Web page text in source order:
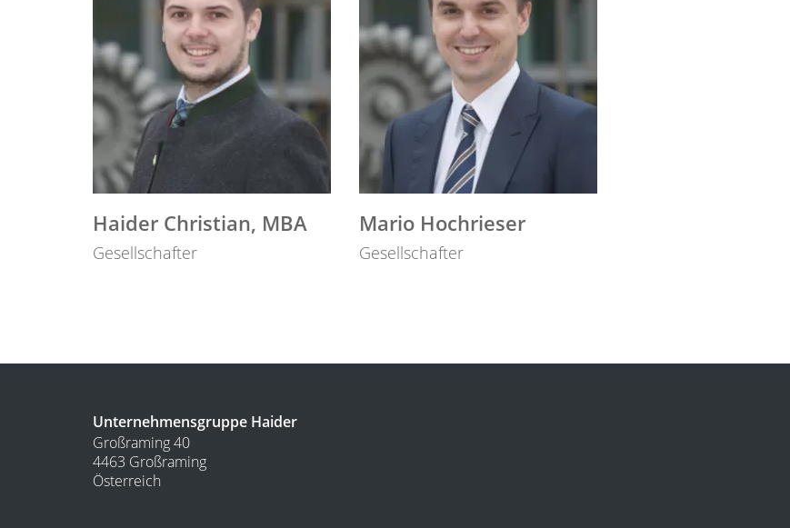
Haider Christian, MBA
Gesellschafter
Mario Hochrieser
Gesellschafter
Unternehmensgruppe Haider
Großraming 40
4463 Großraming
Österreich